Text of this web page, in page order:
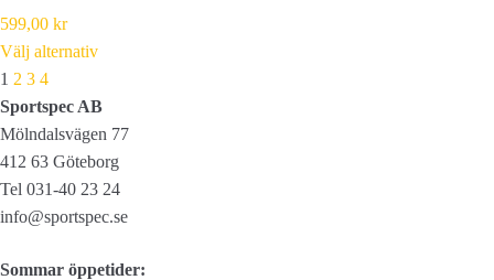
599,00 kr
Välj alternativ
1 2 3 4Next
Sportspec AB
Mölndalsvägen 77
412 63 Göteborg
Tel 031-40 23 24
info@sportspec.se
Sommar öppetider: